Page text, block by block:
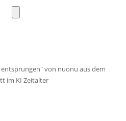
light/dark